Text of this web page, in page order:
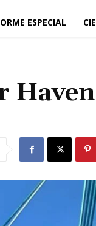
ESPECIAL
Haven